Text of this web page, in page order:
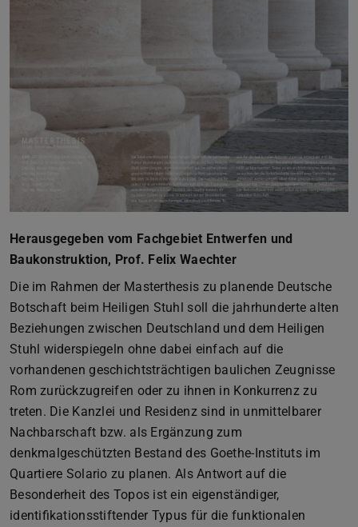
Herausgegeben vom Fachgebiet Entwerfen und
Baukonstruktion, Prof. Felix Waechter
Die im Rahmen der Masterthesis zu planende Deutsche
Botschaft beim Heiligen Stuhl soll die jahrhunderte alten
Beziehungen zwischen Deutschland und dem Heiligen
Stuhl widerspiegeln ohne dabei einfach auf die
vorhandenen geschichtsträchtigen baulichen Zeugnisse
Rom zurückzugreifen oder zu ihnen in Konkurrenz zu
treten. Die Kanzlei und Residenz sind in unmittelbarer
Nachbarschaft bzw. als Ergänzung zum
denkmalgeschützten Bestand des Goethe-Instituts im
Quartiere Solario zu planen. Als Antwort auf die
Besonderheit des Topos ist ein eigenständiger,
identifikationsstiftender Typus für die funktionalen